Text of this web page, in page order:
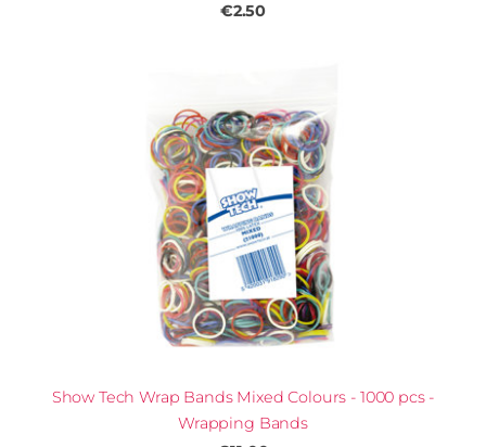
€2.50
Show Tech Wrap Bands Mixed Colours - 1000 pcs -
Wrapping Bands